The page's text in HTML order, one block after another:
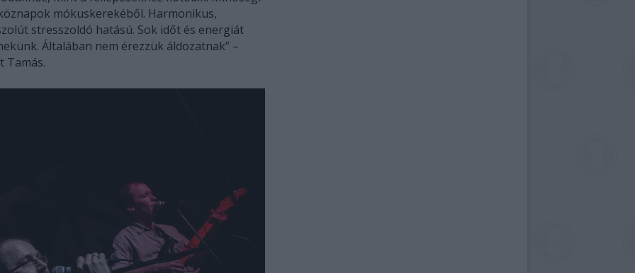
mókuskerekéből. Harmonikus,
stresszoldó hatású. Sok időt és energiát
Általában nem érezzük áldozatnak” –
Tamás.